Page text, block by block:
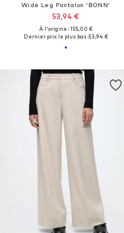
Wide Leg Pantalon 'BONN'
53,94 €
À l'origine : 155,00 €
Dernier prix le plus bas :53,94 €